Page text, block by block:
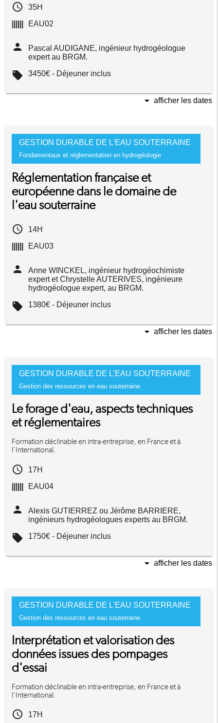
access_time
35H
EAU02
person
Pascal AUDIGANE, ingénieur hydrogéologue
expert au BRGM.
local_offer 3450€ - Déjeuner inclus
arrow_drop_down afficher les dates
GESTION DURABLE DE L'EAU SOUTERRAINE
Fondamentaux et réglementation en hydrogéologie
Réglementation française et
européenne dans le domaine de
l'eau souterraine
access_time
14H
EAU03
person
Anne WINCKEL, ingénieur hydrogéochimiste
expert et Chrystelle AUTERIVES, ingénieure
hydrogéologue expert, au BRGM.
local_offer 1380€ - Déjeuner inclus
arrow_drop_down afficher les dates
GESTION DURABLE DE L'EAU SOUTERRAINE
Gestion des ressources en eau souterraine
Le forage d'eau, aspects techniques
et réglementaires
Formation déclinable en intra-entreprise, en France et à
l’International.
access_time
17H
EAU04
person
Alexis GUTIERREZ ou Jérôme BARRIERE,
ingénieurs hydrogéologues experts au BRGM.
local_offer 1750€ - Déjeuner inclus
arrow_drop_down afficher les dates
GESTION DURABLE DE L'EAU SOUTERRAINE
Gestion des ressources en eau souterraine
Interprétation et valorisation des
données issues des pompages
d'essai
Formation déclinable en intra-entreprise, en France et à
l’International.
access_time 17H